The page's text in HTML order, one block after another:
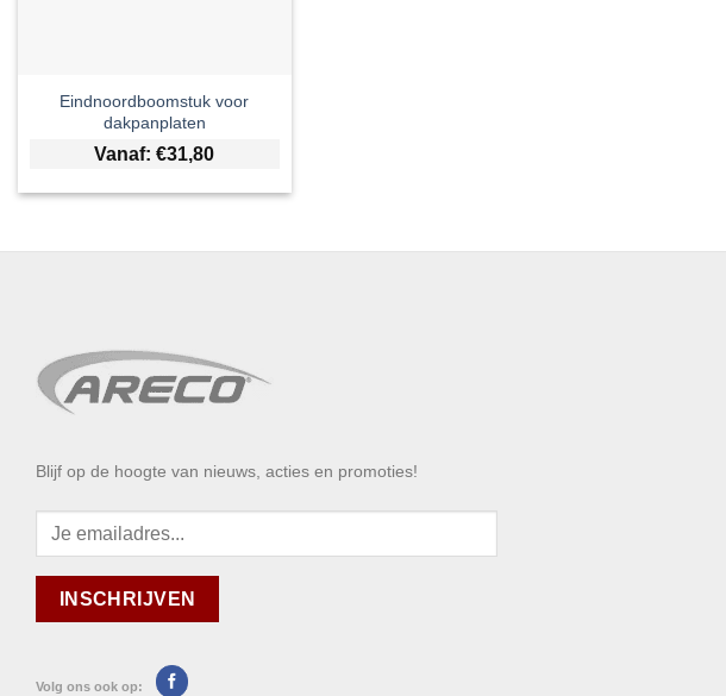
Eindnoordboomstuk voor
dakpanplaten
Vanaf:€31,80
Blijf op de hoogte van nieuws, acties en promoties!
Volg ons ook op: